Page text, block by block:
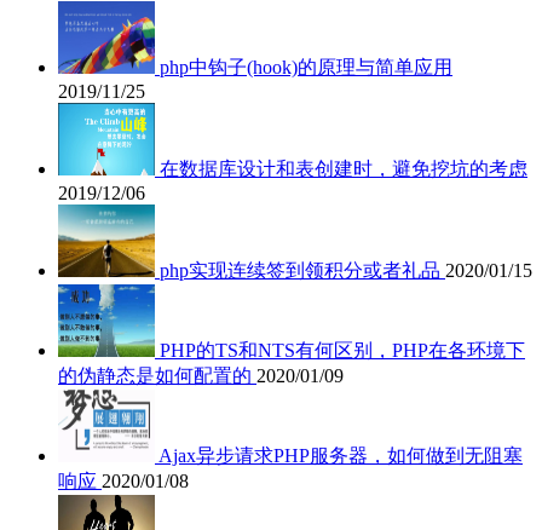
php中钩子(hook)的原理与简单应用
2019/11/25
在数据库设计和表创建时，避免挖坑的考虑
2019/12/06
php实现连续签到领积分或者礼品 2020/01/15
PHP的TS和NTS有何区别，PHP在各环境下
的伪静态是如何配置的 2020/01/09
Ajax异步请求PHP服务器，如何做到无阻塞
响应 2020/01/08